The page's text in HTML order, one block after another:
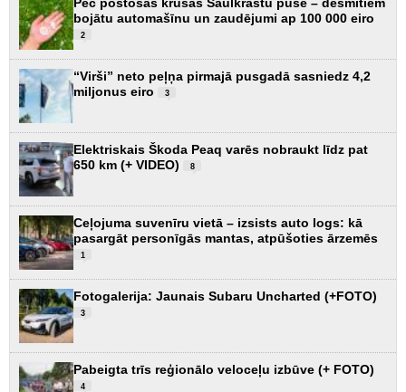
bojātu automašīnu un zaudējumi ap 100 000 eiro
2
“Virši” neto peļņa pirmajā pusgadā sasniedz 4,2
miljonus eiro
3
Elektriskais Škoda Peaq varēs nobraukt līdz pat
650 km (+ VIDEO)
8
Ceļojuma suvenīru vietā – izsists auto logs: kā
pasargāt personīgās mantas, atpūšoties ārzemēs
1
Fotogalerija: Jaunais Subaru Uncharted (+FOTO)
3
Pabeigta trīs reģionālo veloceļu izbūve (+ FOTO)
4